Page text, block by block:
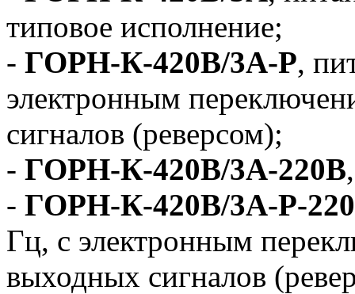
типовое исполнение;
- ГОРН-К-420В/3А-Р,
электронным
сигналов (реверсом);
- ГОРН-К-420В/3А-220В
- ГОРН-К-420В/3А-Р-
Гц, с электронным
выходных сигналов